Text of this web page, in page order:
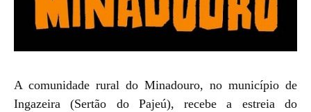
A comunidade rural do Minadouro, no município de
Ingazeira (Sertão do Pajeú), recebe a estreia do